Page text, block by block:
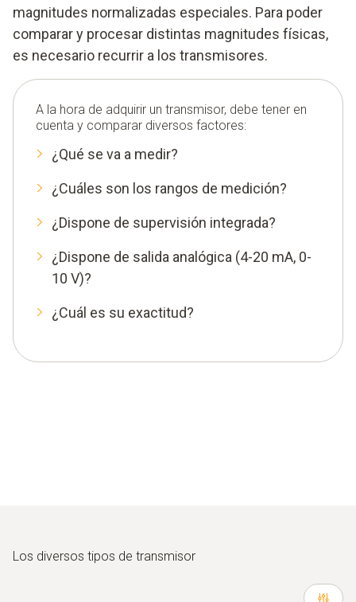
magnitudes normalizadas especiales. Para poder
comparar y procesar distintas magnitudes físicas,
es necesario recurrir a los transmisores.
A la hora de adquirir un transmisor, debe tener en
cuenta y comparar diversos factores:
¿Qué se va a medir?
¿Cuáles son los rangos de medición?
¿Dispone de supervisión integrada?
¿Dispone de salida analógica (4-20 mA, 0-
10 V)?
¿Cuál es su exactitud?
Los diversos tipos de transmisor